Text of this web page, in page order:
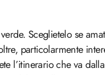
Sceglietelo se
particolarmente
l’itinerario che va